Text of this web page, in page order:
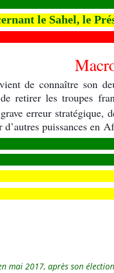
le Sahel, le
de connaître son
retirer les troupes
erreur stratégique,
d’autres puissances en
mai 2017, après son